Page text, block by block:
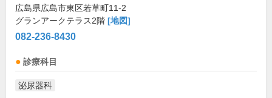
広島県広島市東区若草町11-2
グランアークテラス2階 [地図]
082-236-8430
診療科目
泌尿器科